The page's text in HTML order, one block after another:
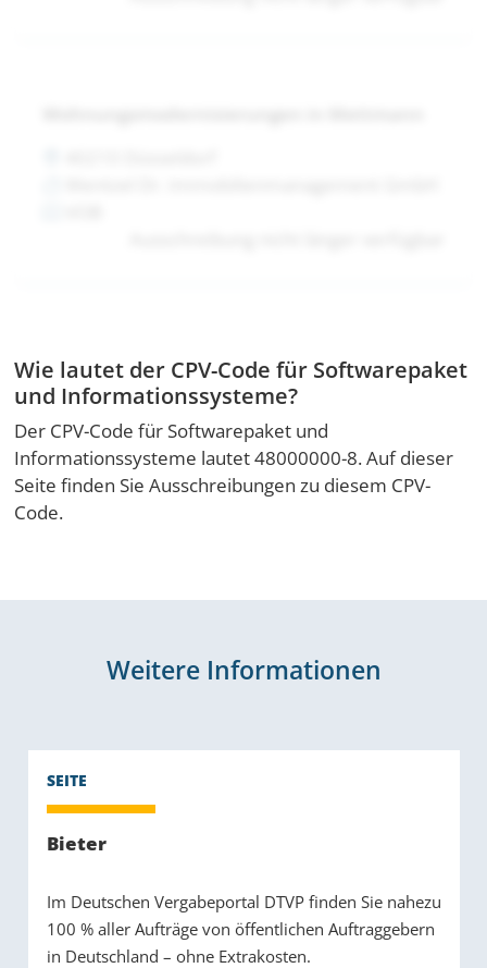
Wie lautet der CPV-Code für Softwarepaket
und Informationssysteme?
Der CPV-Code für Softwarepaket und
Informationssysteme lautet 48000000-8. Auf dieser
Seite finden Sie Ausschreibungen zu diesem CPV-
Code.
Weitere Informationen
Bieter
Im Deutschen Vergabeportal DTVP finden Sie nahezu
100 % aller Aufträge von öffentlichen Auftraggebern
in Deutschland – ohne Extrakosten.